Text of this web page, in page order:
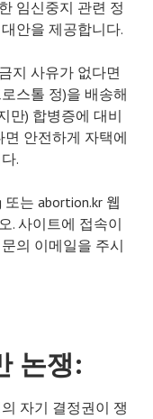
임신중지 관련 정
안을 제공합니다.
지 사유가 없다면
스톨 정)을 배송해
만) 합병증에 대비
안전하게 자택에
.
는 abortion.kr 웹
. 사이트에 접속이
의 이메일을 주시
논쟁:
자기 결정권이 쟁